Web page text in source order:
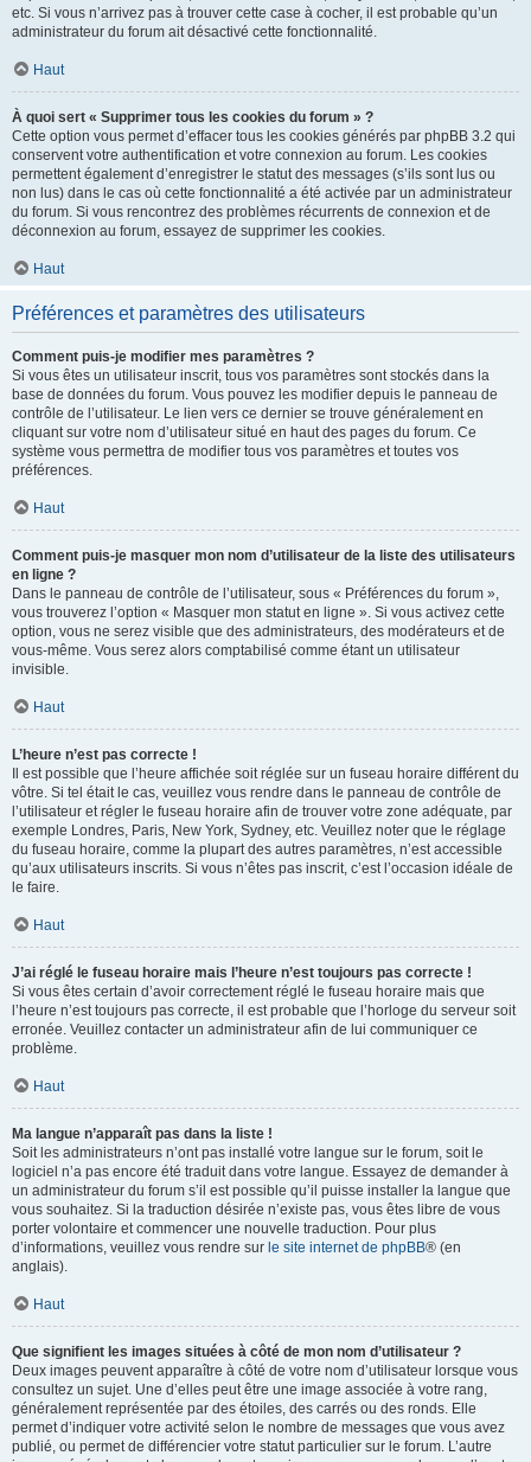
etc. Si vous n’arrivez pas à trouver cette case à cocher, il est probable qu’un
administrateur du forum ait désactivé cette fonctionnalité.
Haut
À quoi sert « Supprimer tous les cookies du forum » ?
Cette option vous permet d’effacer tous les cookies générés par phpBB 3.2 qui
conservent votre authentification et votre connexion au forum. Les cookies
permettent également d’enregistrer le statut des messages (s’ils sont lus ou
non lus) dans le cas où cette fonctionnalité a été activée par un administrateur
du forum. Si vous rencontrez des problèmes récurrents de connexion et de
déconnexion au forum, essayez de supprimer les cookies.
Haut
Préférences et paramètres des utilisateurs
Comment puis-je modifier mes paramètres ?
Si vous êtes un utilisateur inscrit, tous vos paramètres sont stockés dans la
base de données du forum. Vous pouvez les modifier depuis le panneau de
contrôle de l’utilisateur. Le lien vers ce dernier se trouve généralement en
cliquant sur votre nom d’utilisateur situé en haut des pages du forum. Ce
système vous permettra de modifier tous vos paramètres et toutes vos
préférences.
Haut
Comment puis-je masquer mon nom d’utilisateur de la liste des utilisateurs
en ligne ?
Dans le panneau de contrôle de l’utilisateur, sous « Préférences du forum »,
vous trouverez l’option « Masquer mon statut en ligne ». Si vous activez cette
option, vous ne serez visible que des administrateurs, des modérateurs et de
vous-même. Vous serez alors comptabilisé comme étant un utilisateur
invisible.
Haut
L’heure n’est pas correcte !
Il est possible que l’heure affichée soit réglée sur un fuseau horaire différent du
vôtre. Si tel était le cas, veuillez vous rendre dans le panneau de contrôle de
l’utilisateur et régler le fuseau horaire afin de trouver votre zone adéquate, par
exemple Londres, Paris, New York, Sydney, etc. Veuillez noter que le réglage
du fuseau horaire, comme la plupart des autres paramètres, n’est accessible
qu’aux utilisateurs inscrits. Si vous n’êtes pas inscrit, c’est l’occasion idéale de
le faire.
Haut
J’ai réglé le fuseau horaire mais l’heure n’est toujours pas correcte !
Si vous êtes certain d’avoir correctement réglé le fuseau horaire mais que
l’heure n’est toujours pas correcte, il est probable que l’horloge du serveur soit
erronée. Veuillez contacter un administrateur afin de lui communiquer ce
problème.
Haut
Ma langue n’apparaît pas dans la liste !
Soit les administrateurs n’ont pas installé votre langue sur le forum, soit le
logiciel n’a pas encore été traduit dans votre langue. Essayez de demander à
un administrateur du forum s’il est possible qu’il puisse installer la langue que
vous souhaitez. Si la traduction désirée n’existe pas, vous êtes libre de vous
porter volontaire et commencer une nouvelle traduction. Pour plus
d’informations, veuillez vous rendre sur le site internet de phpBB® (en
anglais).
Haut
Que signifient les images situées à côté de mon nom d’utilisateur ?
Deux images peuvent apparaître à côté de votre nom d’utilisateur lorsque vous
consultez un sujet. Une d’elles peut être une image associée à votre rang,
généralement représentée par des étoiles, des carrés ou des ronds. Elle
permet d’indiquer votre activité selon le nombre de messages que vous avez
publié, ou permet de différencier votre statut particulier sur le forum. L’autre